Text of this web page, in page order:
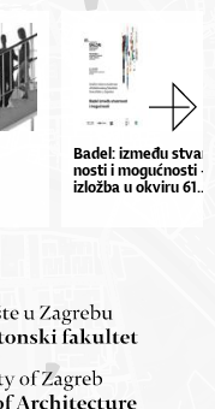
Ba­de­l: iz­me­đu stvar­
nos­ti i mo­gu­ćnos­ti –
izlož­ba u okvi­ru 61....